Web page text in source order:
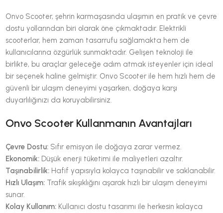
Onvo Scooter, şehrin karmaşasında ulaşımın en pratik ve çevre
dostu yollarından biri olarak öne çıkmaktadır. Elektrikli
scooterlar, hem zaman tasarrufu sağlamakta hem de
kullanıcılarına özgürlük sunmaktadır. Gelişen teknoloji ile
birlikte, bu araçlar geleceğe adım atmak isteyenler için ideal
bir seçenek haline gelmiştir. Onvo Scooter ile hem hızlı hem de
güvenli bir ulaşım deneyimi yaşarken, doğaya karşı
duyarlılığınızı da koruyabilirsiniz.
Onvo Scooter Kullanmanın Avantajları
Çevre Dostu: Sıfır emisyon ile doğaya zarar vermez.
Ekonomik: Düşük enerji tüketimi ile maliyetleri azaltır.
Taşınabilirlik: Hafif yapısıyla kolayca taşınabilir ve saklanabilir.
Hızlı Ulaşım: Trafik sıkışıklığını aşarak hızlı bir ulaşım deneyimi
sunar.
Kolay Kullanım: Kullanıcı dostu tasarımı ile herkesin kolayca